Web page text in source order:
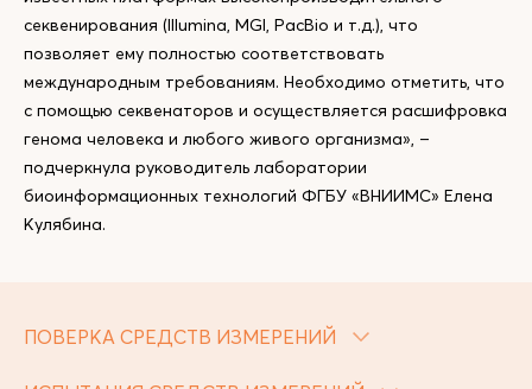
секвенирования (Illumina, MGI, PacBio и т.д.), что
позволяет ему полностью соответствовать
международным требованиям. Необходимо отметить, что
с помощью секвенаторов и осуществляется расшифровка
генома человека и любого живого организма», –
подчеркнула руководитель лаборатории
биоинформационных технологий ФГБУ «ВНИИМС» Елена
Кулябина.
ПОВЕРКА СРЕДСТВ ИЗМЕРЕНИЙ